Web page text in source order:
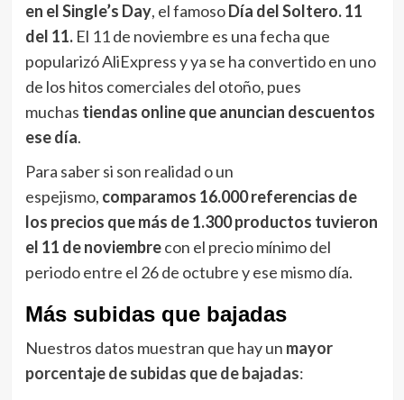
en el Single’s Day, el famosoDía del Soltero.11
del 11. El 11 de noviembre es una fecha que
popularizó AliExpress y ya se ha convertido en uno
de los hitos comerciales del otoño, pues
muchas tiendas online que anuncian descuentos
ese día.
Para saber si son realidad o un
espejismo, comparamos 16.000 referencias de
los precios que más de 1.300 productos tuvieron
el 11 de noviembrecon el precio mínimo del
periodo entre el 26 de octubre y ese mismo día.
Más subidas que bajadas
Nuestros datos muestran que hay un mayor
porcentaje de subidas que de bajadas: